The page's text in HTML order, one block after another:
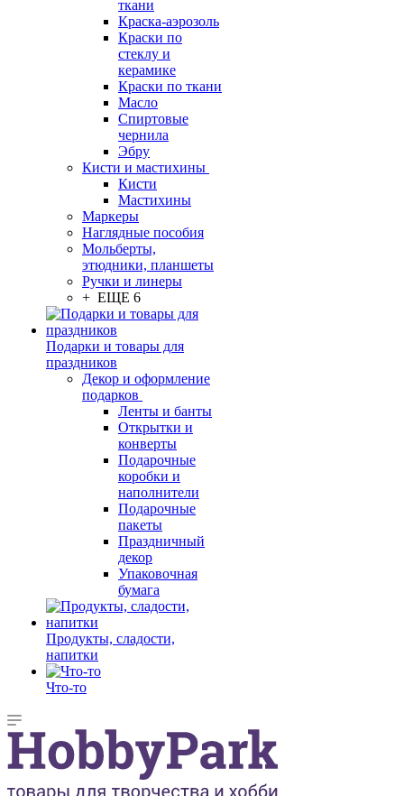
ткани
Краска-аэрозоль
Краски по
стеклу и
керамике
Краски по ткани
Масло
Спиртовые
чернила
Эбру
Кисти и мастихины
Кисти
Мастихины
Маркеры
Наглядные пособия
Мольберты,
этюдники, планшеты
Ручки и линеры
+ ЕЩЕ 6
Подарки и товары для
праздников
Декор и оформление
подарков
Ленты и банты
Открытки и
конверты
Подарочные
коробки и
наполнители
Подарочные
пакеты
Праздничный
декор
Упаковочная
бумага
Продукты, сладости,
напитки
Что-то